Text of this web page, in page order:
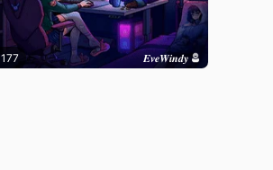
177 𝑬𝒗𝒆𝑾𝒊𝒏𝒅𝒚